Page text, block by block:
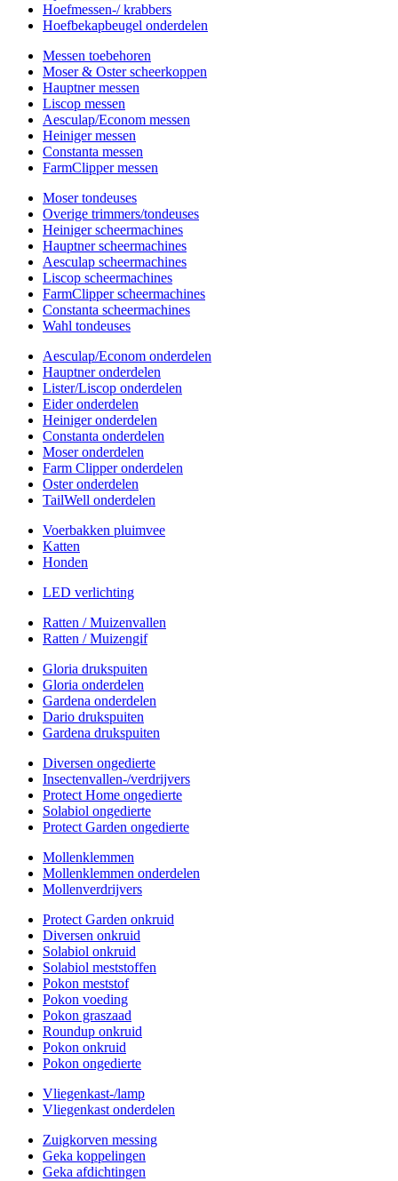
Hoefmessen-/ krabbers
Hoefbekapbeugel onderdelen
Messen toebehoren
Moser & Oster scheerkoppen
Hauptner messen
Liscop messen
Aesculap/Econom messen
Heiniger messen
Constanta messen
FarmClipper messen
Moser tondeuses
Overige trimmers/tondeuses
Heiniger scheermachines
Hauptner scheermachines
Aesculap scheermachines
Liscop scheermachines
FarmClipper scheermachines
Constanta scheermachines
Wahl tondeuses
Aesculap/Econom onderdelen
Hauptner onderdelen
Lister/Liscop onderdelen
Eider onderdelen
Heiniger onderdelen
Constanta onderdelen
Moser onderdelen
Farm Clipper onderdelen
Oster onderdelen
TailWell onderdelen
Voerbakken pluimvee
Katten
Honden
LED verlichting
Ratten / Muizenvallen
Ratten / Muizengif
Gloria drukspuiten
Gloria onderdelen
Gardena onderdelen
Dario drukspuiten
Gardena drukspuiten
Diversen ongedierte
Insectenvallen-/verdrijvers
Protect Home ongedierte
Solabiol ongedierte
Protect Garden ongedierte
Mollenklemmen
Mollenklemmen onderdelen
Mollenverdrijvers
Protect Garden onkruid
Diversen onkruid
Solabiol onkruid
Solabiol meststoffen
Pokon meststof
Pokon voeding
Pokon graszaad
Roundup onkruid
Pokon onkruid
Pokon ongedierte
Vliegenkast-/lamp
Vliegenkast onderdelen
Zuigkorven messing
Geka koppelingen
Geka afdichtingen